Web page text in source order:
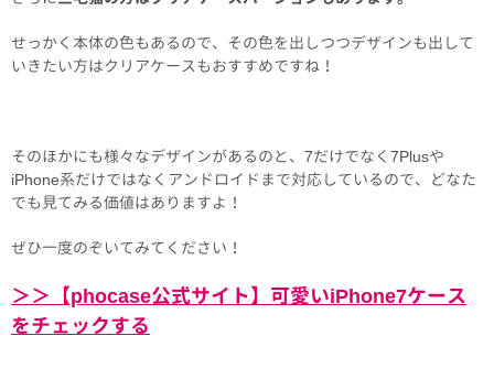
せっかく本体の色もあるので、その色を出しつつデザインも出して
いきたい方はクリアケースもおすすめですね！
そのほかにも様々なデザインがあるのと、7だけでなく7Plusや
iPhone系だけではなくアンドロイドまで対応しているので、どなた
でも見てみる価値はありますよ！
ぜひ一度のぞいてみてください！
＞＞【phocase公式サイト】可愛いiPhone7ケース
をチェックする